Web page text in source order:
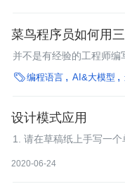
菜鸟程序员如何用
并不是有经验的工程师编
编程语言 AI&大模型
设计模式应用
1. 请在草稿纸上手写一个
2020-06-24